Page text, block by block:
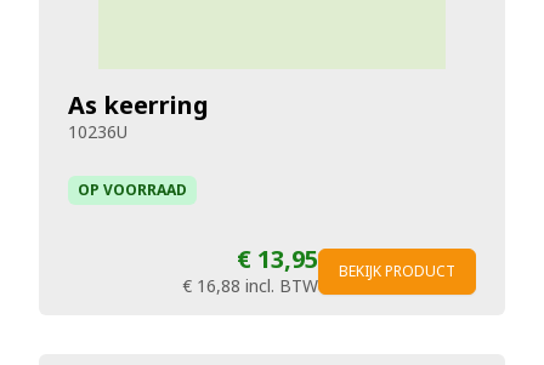
As keerring
10236U
OP VOORRAAD
€ 13,95
€ 16,88 incl. BTW
BEKIJK PRODUCT